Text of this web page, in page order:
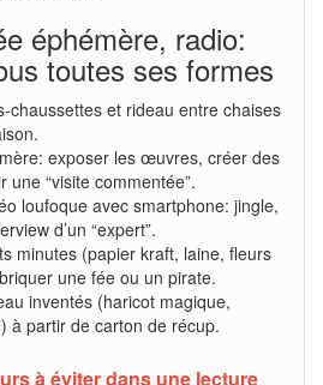
éphémère, radio:
toutes ses formes
chaussettes et rideau entre chaises
exposer les œuvres, créer des
une “visite commentée”.
loufoque avec smartphone: jingle,
d’un “expert”.
minutes (papier kraft, laine, fleurs
une fée ou un pirate.
inventés (haricot magique,
à partir de carton de récup.
à éviter dans une lecture